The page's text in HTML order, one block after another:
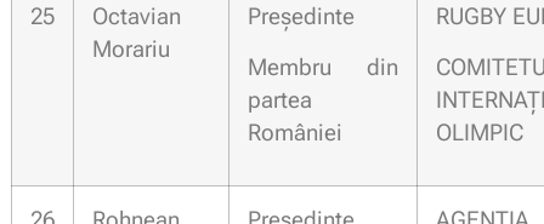
25
Octavian
Morariu
Președinte
Membru din
partea
României
RUGBY
OLIMPIC